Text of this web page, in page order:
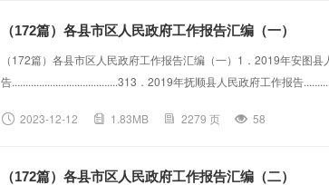
（172篇）各县市区人民政府工作报告汇编（一）
（172篇）各县市区人民政府工作报告汇编（一）1．2019年安图
告.......................................313．2019年抚顺县人民政府工作报告
2023-12-12
1.83MB 2279 页 58
（172篇）各县市区人民政府工作报告汇编（二）